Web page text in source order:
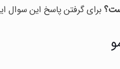
برای گرفتن پاسخ این سوال